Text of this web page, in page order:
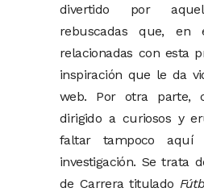
divertido por
rebuscadas que, en
relacionadas con esta
inspiración que le da
web. Por otra parte,
dirigido a curiosos y
faltar tampoco
investigación. Se trata
de Carrera titulado